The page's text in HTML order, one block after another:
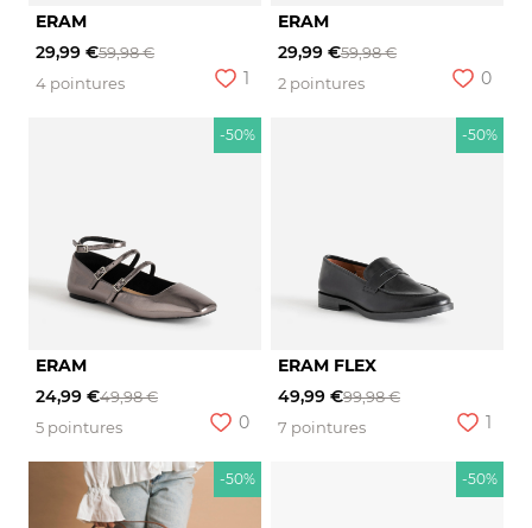
ERAM
29,99 €59,98 €
4 pointures
1
ERAM
29,99 €59,98 €
2 pointures
0
-50%
ERAM
24,99 €49,98 €
5 pointures
0
-50%
ERAM FLEX
49,99 €99,98 €
7 pointures
1
-50% -50%